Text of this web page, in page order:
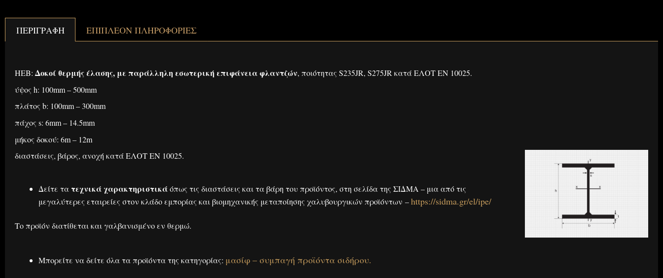
ΠΕΡΙΓΡΑΦΉ ΕΠΙΠΛΈΟΝ ΠΛΗΡΟΦΟΡΊΕΣ
HEB:Δοκοί θερμής έλασης, με παράλληλη εσωτερική επιφάνεια φλαντζών, ποιότητας S235JR, S275JR κατά ΕΛΟΤ ΕΝ 10025.
ύψος h: 100mm – 500mm
πλάτος b: 100mm – 300mm
πάχος s: 6mm – 14.5mm
μήκος δοκού: 6m – 12m
διαστάσεις, βάρος, ανοχή κατά ΕΛΟΤ ΕΝ 10025.
Δείτε τα τεχνικά χαρακτηριστικάόπως τις διαστάσεις και τα βάρη του προϊόντος, στη σελίδα της ΣΙΔΜΑ – μια από τις
μεγαλύτερες εταιρείες στον κλάδο εμπορίας και βιομηχανικής μεταποίησης χαλυβουργικών προϊόντων –https://sidma.gr/el/ipe/
Το προϊόν διατίθεται και γαλβανισμένο εν θερμώ.
Μπορείτε να δείτε όλα τα προϊόντα της κατηγορίας: μασίφ – συμπαγή προϊόντα σιδήρου.